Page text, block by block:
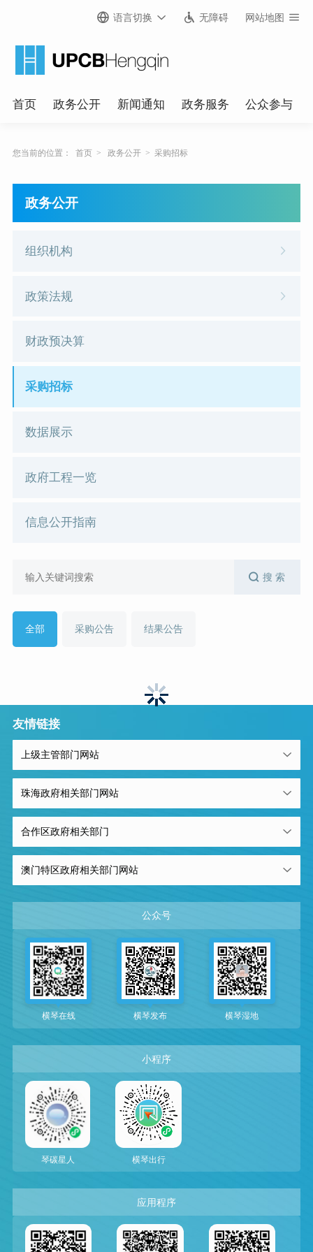
语言切换 无障碍 网站地图
首页 政务公开 新闻通知 政务服务 公众参与
您当前的位置： 首页 > 政务公开 > 采购招标
政务公开
组织机构
政策法规
财政预决算
采购招标
数据展示
政府工程一览
信息公开指南
搜 索
全部 采购公告 结果公告
友情链接
上级主管部门网站
珠海政府相关部门网站
合作区政府相关部门
澳门特区政府相关部门网站
公众号
横琴在线 横琴发布 横琴湿地
小程序
琴碳星人 横琴出行
应用程序